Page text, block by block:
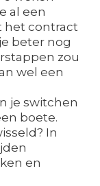
al een
het contract
beter nog
zou
wel een
je switchen
boete.
In
en